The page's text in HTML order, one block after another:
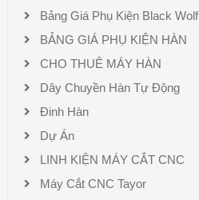
Bảng Giá Phụ Kiện Black Wolf
BẢNG GIÁ PHỤ KIỆN HÀN
CHO THUÊ MÁY HÀN
Dây Chuyền Hàn Tự Động
Đinh Hàn
Dự Án
LINH KIỆN MÁY CẮT CNC
Máy Cắt CNC Tayor